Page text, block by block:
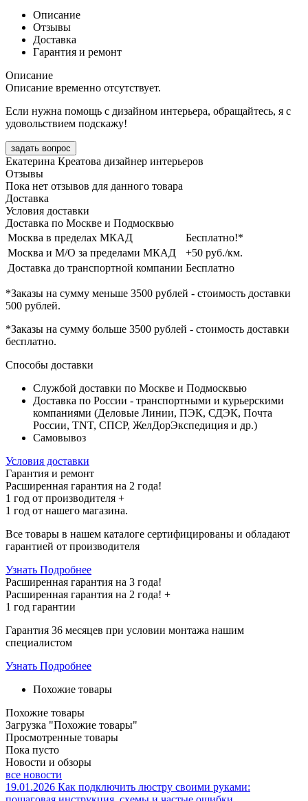
Описание
Отзывы
Доставка
Гарантия и ремонт
Описание
Описание временно отсутствует.
Если нужна помощь с дизайном интерьера, обращайтесь, я с
удовольствием подскажу!
задать вопрос
Екатерина Креатова дизайнер интерьеров
Отзывы
Пока нет отзывов для данного товара
Доставка
Условия доставки
Доставка по Москве и Подмосквью
Москва в пределах МКАД
Бесплатно!*
Москва и М/О за пределами МКАД
+50 руб./км.
Доставка до транспортной компании Бесплатно
*Заказы на сумму меньше 3500 рублей - стоимость доставки
500 рублей.
*Заказы на сумму больше 3500 рублей - стоимость доставки
бесплатно.
Способы доставки
Службой доставки по Москве и Подмосквью
Доставка по России - транспортными и курьерскими
компаниями (Деловые Линии, ПЭК, СДЭК, Почта
России, TNT, СПСР, ЖелДорЭкспедиция и др.)
Самовывоз
Условия доставки
Гарантия и ремонт
Расширенная гарантия на 2 года!
1 год от производителя +
1 год от нашего магазина.
Все товары в нашем каталоге сертифицированы и обладают
гарантией от производителя
Узнать Подробнее
Расширенная гарантия на 3 года!
Расширенная гарантия на 2 года! +
1 год гарантии
Гарантия 36 месяцев при условии монтажа нашим
специалистом
Узнать Подробнее
Похожие товары
Похожие товары
Загрузка "Похожие товары"
Просмотренные товары
Пока пусто
Новости и обзоры
все новости
19.01.2026 Как подключить люстру своими руками: